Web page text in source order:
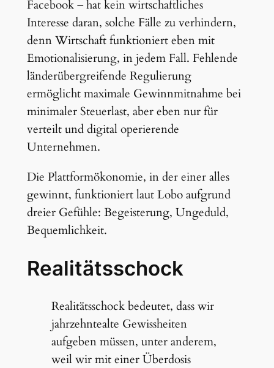
Facebook – hat kein wirtschaftliches
Interesse daran, solche Fälle zu verhindern,
denn Wirtschaft funktioniert eben mit
Emotionalisierung, in jedem Fall. Fehlende
länderübergreifende Regulierung
ermöglicht maximale Gewinnmitnahme bei
minimaler Steuerlast, aber eben nur für
verteilt und digital operierende
Unternehmen.
Die Plattformökonomie, in der einer alles
gewinnt, funktioniert laut Lobo aufgrund
dreier Gefühle: Begeisterung, Ungeduld,
Bequemlichkeit.
Realitätsschock
Realitätsschock bedeutet, dass wir
jahrzehntealte Gewissheiten
aufgeben müssen, unter anderem,
weil wir mit einer Überdosis